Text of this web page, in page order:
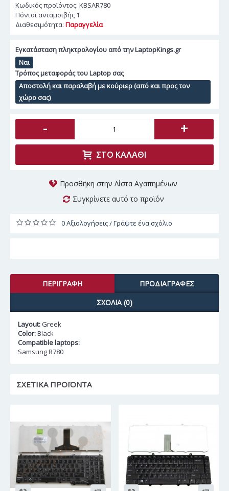
Κωδικός προϊόντος: KBSAR780
Πόντοι ανταμοιβής 1
Διαθεσιμότητα: Παραγγελία
Εγκατάσταση πληκτρολογίου από την LaptopKings.gr
Ναι
Τρόπος μεταφοράς του Laptop σας
Αποστολή και παραλαβή με κούριερ (από και προς τον
χώρο σας)
- +
ΣΤΟ ΚΑΛΆΘΙ
Προσθήκη στην Λίστα Αγαπημένων
Συγκρίνετε αυτό το προϊόν
0 Αξιολογήσεις/Γράψτε ένα σχόλιο
ΠΕΡΙΓΡΑΦΉ
ΠΡΟΔΙΑΓΡΑΦΈΣ
ΣΧΌΛΙΑ (0)
Layout:Greek
Color:Black
Compatible laptops:
Samsung R780
ΣΧΕΤΙΚΆ ΠΡΟΪΌΝΤΑ